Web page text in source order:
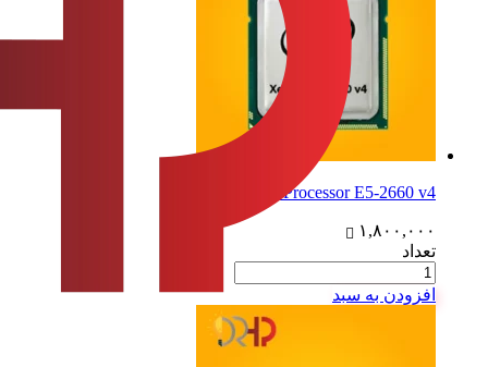
Intel Xeon Processor E5-2660 v4
۱,۸۰۰,۰۰۰
تعداد
افزودن به سبد